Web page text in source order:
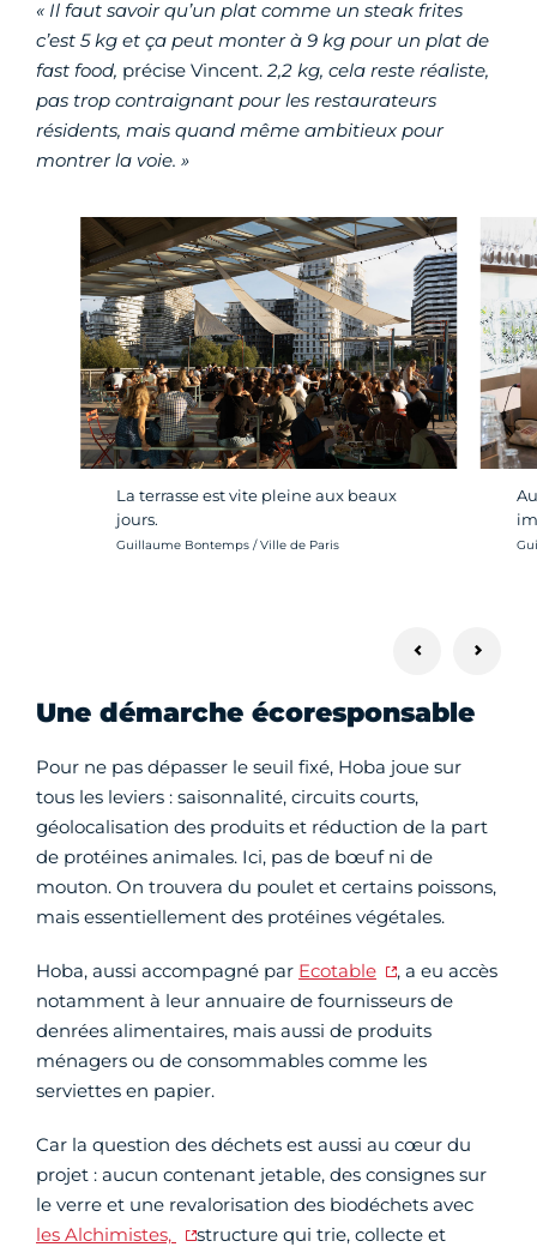
« Il faut savoir qu’un plat comme un steak frites
c’est 5 kg et ça peut monter à 9 kg pour un plat de
fast food, précise Vincent.2,2 kg, cela reste réaliste,
pas trop contraignant pour les restaurateurs
résidents, mais quand même ambitieux pour
montrer la voie. »
La terrasse est vite pleine aux beaux
jours.
Crédit photo :
Guillaume Bontemps / Ville de Paris
Une démarche écoresponsable
Pour ne pas dépasser le seuil fixé, Hoba joue sur
tous les leviers : saisonnalité, circuits courts,
géolocalisation des produits et réduction de la part
de protéines animales. Ici, pas de bœuf ni de
mouton. On trouvera du poulet et certains poissons,
mais essentiellement des protéines végétales.
Hoba, aussi accompagné par Ecotable
, a eu accès
notamment à leur annuaire de fournisseurs de
denrées alimentaires, mais aussi de produits
ménagers ou de consommables comme les
serviettes en papier.
Car la question des déchets est aussi au cœur du
projet : aucun contenant jetable, des consignes sur
le verre et une revalorisation des biodéchets avec
les Alchimistes,
structure qui trie, collecte et